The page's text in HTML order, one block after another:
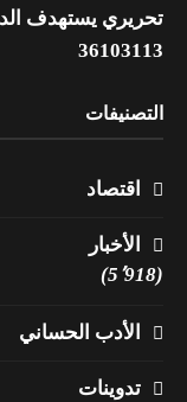
تحريري يستهدف
36103113
التصنيفات
اقتصاد
الأخبار
(5٬918)
الأدب الحساني
تدوينات